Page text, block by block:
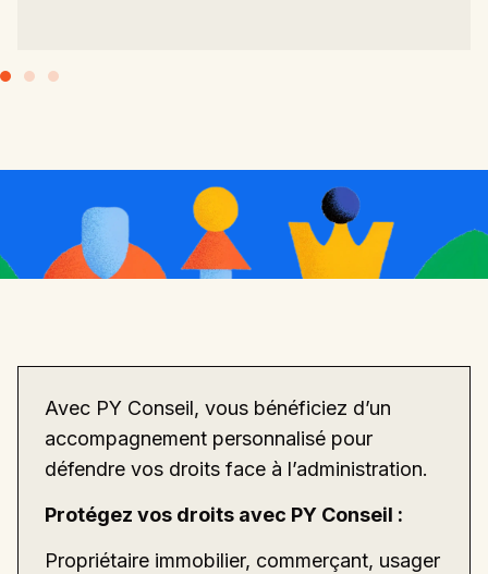
Avec PY Conseil, vous bénéficiez d’un
accompagnement personnalisé pour
défendre vos droits face à l’administration.
Protégez vos droits avec PY Conseil :
Propriétaire immobilier, commerçant, usager